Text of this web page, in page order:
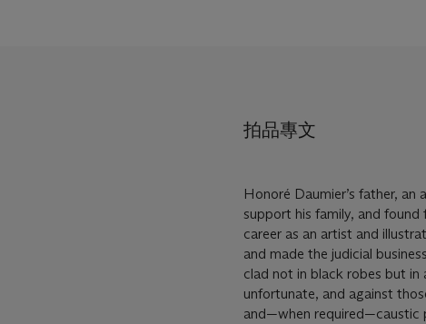
拍品專文
Honoré Daumier’s father,
support his family, and found
career as an artist and
and made the judicial
clad not in black robes but in
unfortunate, and against
and—when required—caustic